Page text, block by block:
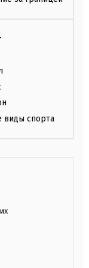
виды спорта